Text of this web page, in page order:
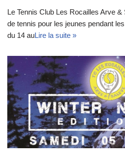
Le Tennis Club Les Rocailles Arve
de tennis pour les jeunes pendant
du 14 auLire la suite »